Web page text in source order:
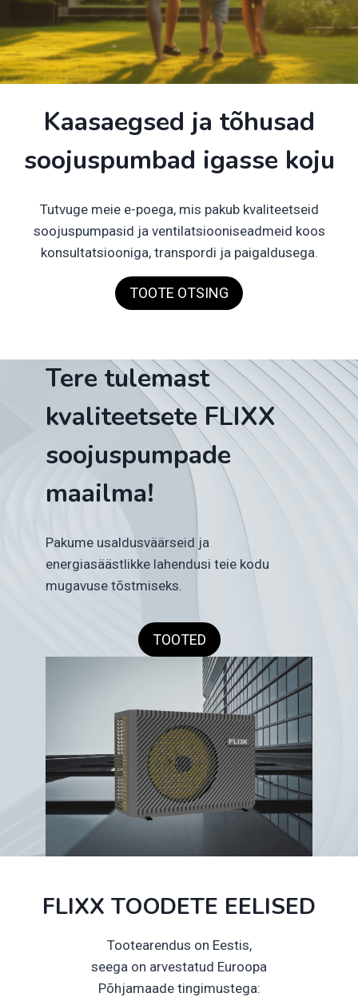
Kaasaegsed ja tõhusad
soojuspumbad igasse koju
Tutvuge meie e-poega, mis pakub kvaliteetseid
soojuspumpasid ja ventilatsiooniseadmeid koos
konsultatsiooniga, transpordi ja paigaldusega.
TOOTE OTSING
Tere tulemast
kvaliteetsete FLIXX
soojuspumpade
maailma!
Pakume usaldusväärseid ja
energiasäästlikke lahendusi teie kodu
mugavuse tõstmiseks.
TOOTED
FLIXX TOODETE EELISED
Tootearendus on Eestis,
seega on arvestatud Euroopa
Põhjamaade tingimustega: